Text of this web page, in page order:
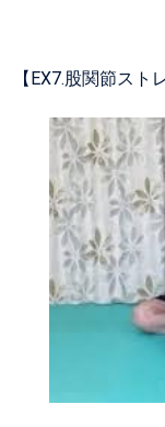
【EX7.股関節スト